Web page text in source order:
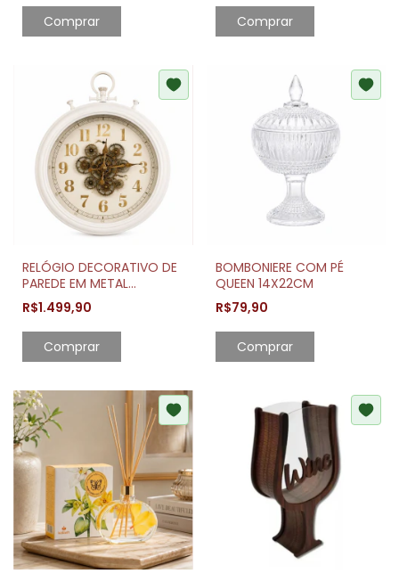
RELÓGIO DECORATIVO DE
PAREDE EM METAL
52X61,5CM ESTILO
VINTAGE
R$1.499,90
BOMBONIERE COM PÉ
QUEEN 14X22CM
R$79,90